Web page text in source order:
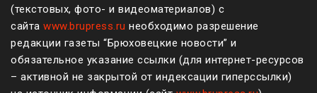
(текстовых, фото- и видеоматериалов) с
сайта www.brupress.ru необходимо разрешение
редакции газеты “Брюховецкие новости” и
обязательное указание ссылки (для интернет-ресурсов
– активной не закрытой от индексации гиперссылки)